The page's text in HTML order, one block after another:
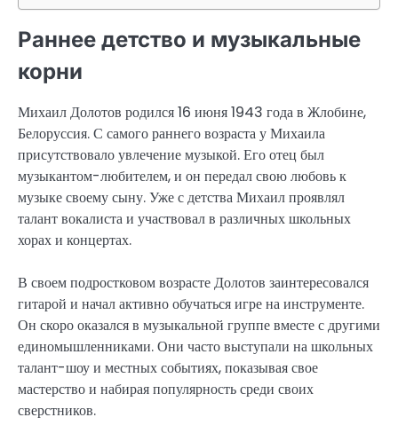
Раннее детство и музыкальные
корни
Михаил Долотов родился 16 июня 1943 года в Жлобине,
Белоруссия. С самого раннего возраста у Михаила
присутствовало увлечение музыкой. Его отец был
музыкантом-любителем, и он передал свою любовь к
музыке своему сыну. Уже с детства Михаил проявлял
талант вокалиста и участвовал в различных школьных
хорах и концертах.
В своем подростковом возрасте Долотов заинтересовался
гитарой и начал активно обучаться игре на инструменте.
Он скоро оказался в музыкальной группе вместе с другими
единомышленниками. Они часто выступали на школьных
талант-шоу и местных событиях, показывая свое
мастерство и набирая популярность среди своих
сверстников.